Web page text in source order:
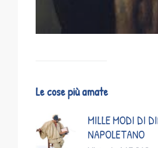
Le cose più amate
MILLE MODI DI
NAPOLETANO